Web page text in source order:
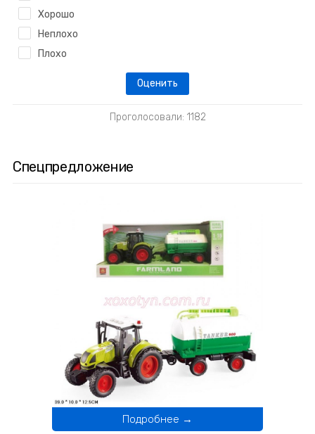
Хорошо
Неплохо
Плохо
Проголосовали: 1182
Спецпредложение
Подробнее →